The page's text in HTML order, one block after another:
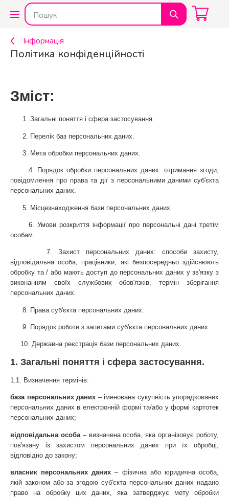
Інформація
Політика конфіденційності
Зміст:
1. Загальні поняття і сфера застосування.
2. Перелік баз персональних даних.
3. Мета обробки персональних даних.
4. Порядок обробки персональних даних: отримання згоди,
повідомлення про права та дії з персональними даними суб'єкта
персональних даних.
5. Місцезнаходження бази персональних даних.
6. Умови розкриття інформації про персональні дані третім
особам.
7. Захист персональних даних: способи захисту,
відповідальна особа, працівники, які безпосередньо здійснюють
обробку та / або мають доступ до персональних даних у зв'язку з
виконанням своїх службових обов'язків, термін зберігання
персональних даних.
8. Права суб'єкта персональних даних.
9. Порядок роботи з запитами суб'єкта персональних даних.
10. Державна реєстрація бази персональних даних.
1. Загальні поняття і сфера застосування.
1.1. Визначення термінів:
база персональних даних – іменована сукупність упорядкованих
персональних даних в електронній формі та/або у формі картотек
персональних даних;
відповідальна особа – визначена особа, яка організовує роботу,
пов'язану із захистом персональних даних при їх обробці,
відповідно до закону;
власник персональних даних – фізична або юридична особа,
якій законом або за згодою суб'єкта персональних даних надано
право на обробку цих даних, яка затверджує мету обробки